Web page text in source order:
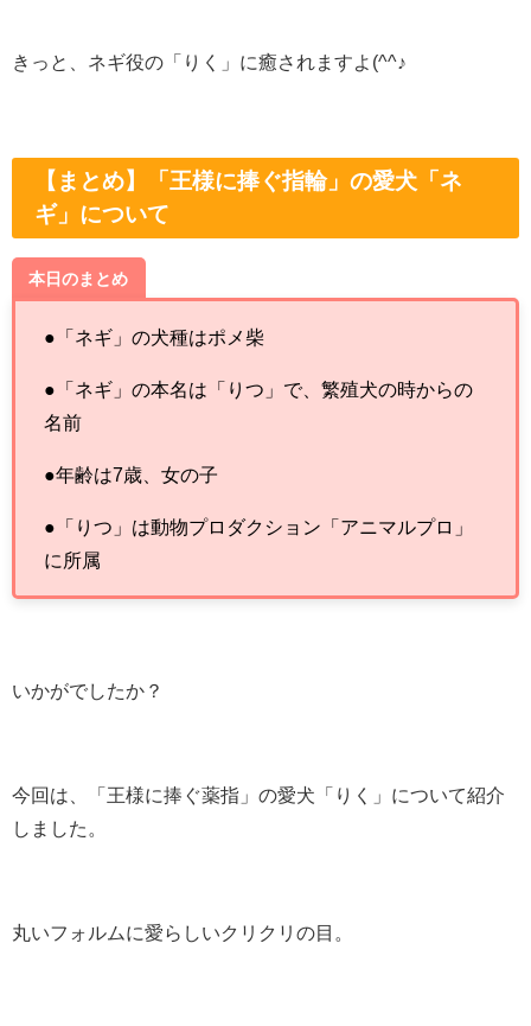
きっと、ネギ役の「りく」に癒されますよ(^^♪
【まとめ】「王様に捧ぐ指輪」の愛犬「ネ
ギ」について
本日のまとめ
●「ネギ」の犬種はポメ柴
●「ネギ」の本名は「りつ」で、繁殖犬の時からの
名前
●年齢は7歳、女の子
●「りつ」は動物プロダクション「アニマルプロ」
に所属
いかがでしたか？
今回は、「王様に捧ぐ薬指」の愛犬「りく」について紹介
しました。
丸いフォルムに愛らしいクリクリの目。